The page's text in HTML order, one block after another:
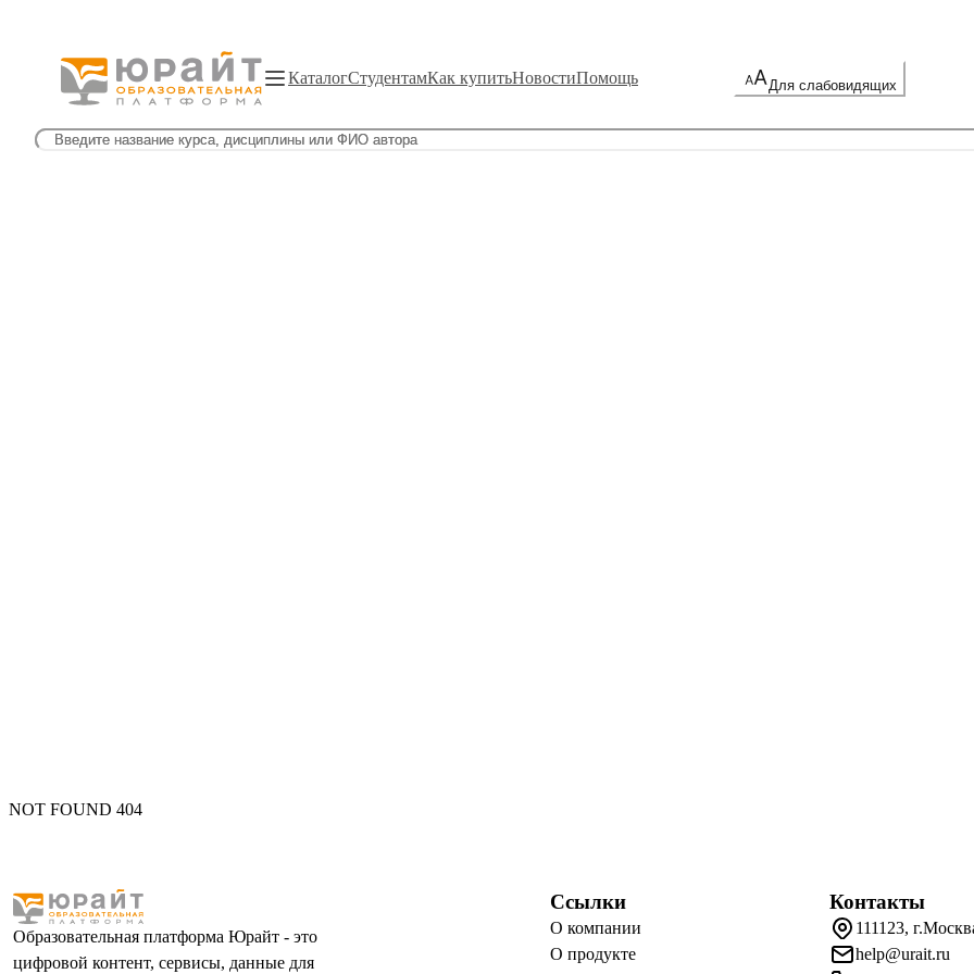
КаталогСтудентамКак купитьНовостиПомощь Для слабовидящих
NOT FOUND 404
Образовательная платформа Юрайт - это
цифровой контент, сервисы, данные для
Ссылки
О компании
О продукте
Контакты
111123,
help@urait.ru